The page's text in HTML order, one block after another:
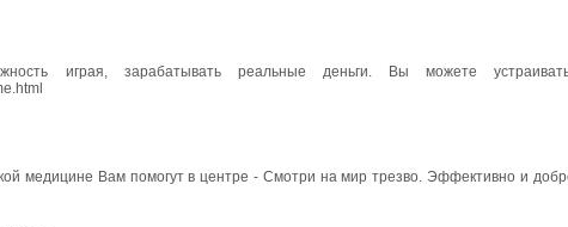
играя, зарабатывать реальные деньги. Вы можете
медицине Вам помогут в центре - Смотри на мир трезво. Эффективно и